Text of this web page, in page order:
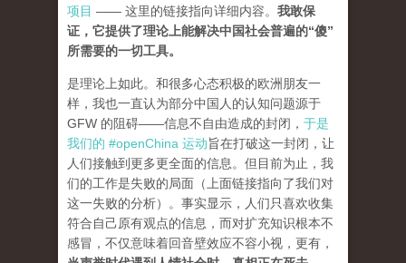
项目 —— 这里的链接指向详细内容。 我敢保
证，它提供了理论上能解决中国社会普遍的“傻”
所需要的一切工具。
是理论上如此。和很多心态积极的欧洲朋友一
样，我也一直认为部分中国人的认知问题源于
GFW 的阻碍——信息不自由造成的封闭， 于是
我们的 #openChina 运动旨在打破这一封闭，让
人们接触到更多更全面的信息。但目前为止，我
们的工作是失败的局面（ 上面链接指向了我们对
这一失败的分析）。事实显示，人们只喜欢收集
符合自己原有观点的信息，而对扩充知识根本不
感冒，不仅意味着回音壁效应不容小视，更有，